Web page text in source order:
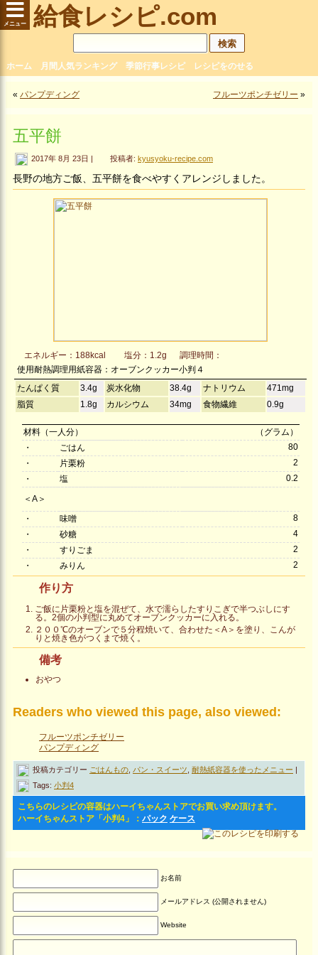
ホーム 月間人気ランキング 季節行事レシピ レシピをのせる
給食レシピ.com
« パンプディング フルーツポンチゼリー »
五平餅
2017年 8月 23日 | 投稿者: kyusyoku-recipe.com
長野の地方ご飯、五平餅を食べやすくアレンジしました。
エネルギー：188kcal 塩分：1.2g
調理時間：
使用耐熱調理用紙容器：オーブンクッカー小判４
たんぱく質
3.4g 炭水化物 38.4g ナトリウム
471mg
脂質
1.8g カルシウム 34mg 食物繊維 0.9g
材料（一人分）
（グラム）
・
ごはん
80
・
片栗粉
2
・
塩 0.2
＜A＞
・
味噌
8
・
砂糖
4
・
すりごま
2
・
みりん 2
作り方
ご飯に片栗粉と塩を混ぜて、水で濡らしたすりこぎで半つぶしにす
る。2個の小判型に丸めてオーブンクッカーに入れる。
２００℃のオーブンで５分程焼いて、合わせた＜A＞を塗り、こんが
りと焼き色がつくまで焼く。
備考
おやつ
Readers who viewed this page, also viewed:
フルーツポンチゼリー
パンプディング
投稿カテゴリー ごはんもの パン・スイーツ 耐熱紙容器を使ったメニュー |
Tags: 小判4
こちらのレシピの容器はハーイちゃんストアでお買い求め頂けます。
ハーイちゃんストア「小判4」： パック ケース
お名前
メールアドレス (公開されません)
Website